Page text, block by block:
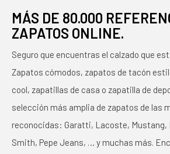
MÁS DE 80.000
ZAPATOS ONLINE.
Seguro que encuentras el calzado que
Zapatos cómodos, zapatos de tacón
cool, zapatillas de casa o zapatilla de
selección más amplia de zapatos de las
reconocidas: Garatti, Lacoste, Mustang,
Smith, Pepe Jeans, … y muchas más.